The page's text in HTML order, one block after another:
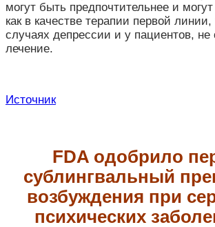
могут быть предпочтительнее и
как в качестве терапии первой
случаях депрессии и у пациентов,
лечение.
Источник
FDA одобрило
сублингвальный
возбуждения при
психических